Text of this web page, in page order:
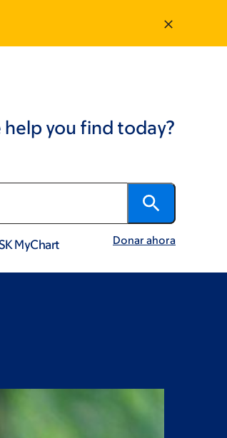
help you find today?
MyChart Donar ahora